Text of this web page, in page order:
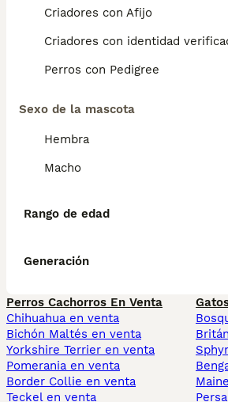
Criadores con Afijo
Criadores con identidad
Perros con Pedigree
Sexo de la mascota
Hembra
Macho
Rango de edad
Generación
Perros Cachorros En Venta
Chihuahua en venta
Bichón Maltés en venta
Yorkshire Terrier en venta
Pomerania en venta
Border Collie en venta
Teckel en venta